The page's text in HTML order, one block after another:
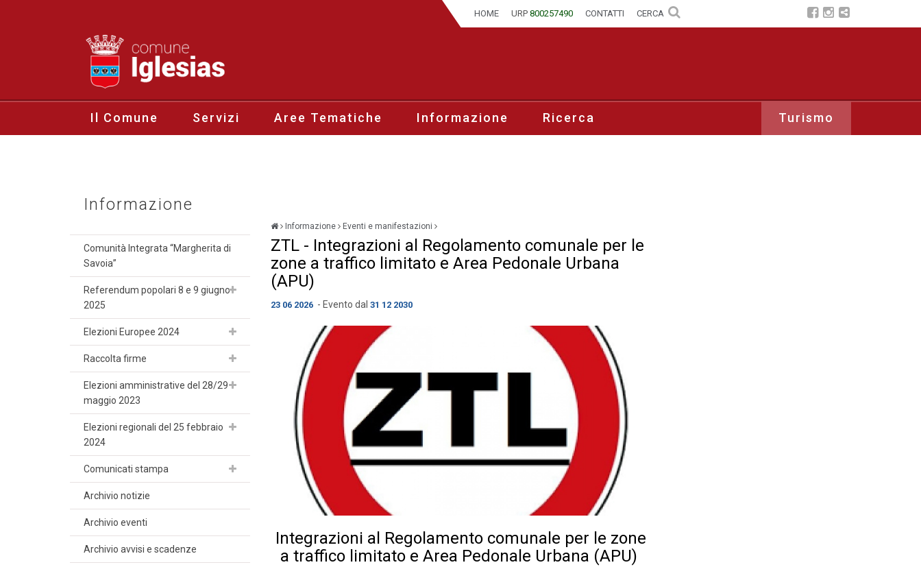
HOME URP 800257490 CONTATTI CERCA
Il Comune Servizi Aree Tematiche Informazione Turismo
Ricerca
Informazione
Comunità Integrata “Margherita di
Savoia”
Referendum popolari 8 e 9 giugno
2025
Elezioni Europee 2024
Raccolta firme
Elezioni amministrative del 28/29
maggio 2023
Elezioni regionali del 25 febbraio
2024
Comunicati stampa
Archivio notizie
Archivio eventi
Archivio avvisi e scadenze
Informazione Eventi e manifestazioni
ZTL - Integrazioni al Regolamento comunale per le
zone a traffico limitato e Area Pedonale Urbana
(APU)
23 06 2026- Evento dal 31 12 2030
Integrazioni al Regolamento comunale per le zone
a traffico limitato e Area Pedonale Urbana (APU)